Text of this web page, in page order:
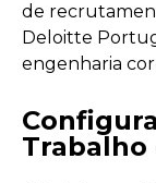
de
Deloitte
engenharia
Trabalho